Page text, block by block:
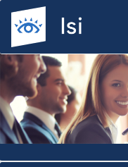
Previous